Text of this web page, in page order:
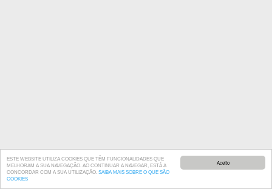
Aceito
ESTE WEBSITE UTILIZA COOKIES QUE TÊM FUNCIONALIDADES QUE
MELHORAM A SUA NAVEGAÇÃO. AO CONTINUAR A NAVEGAR, ESTÁ A
CONCORDAR COM A SUA UTILIZAÇÃO. SAIBA MAIS SOBRE O QUE SÃO
COOKIES